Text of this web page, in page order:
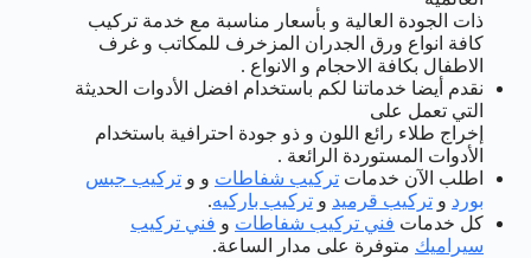
ذات الجودة العالية و بأسعار مناسبة مع خدمة تركيب
كافة انواع ورق الجدران المزخرف للمكاتب و غرف
الاطفال بكافة الاحجام و الانواع .
نقدم أيضا خدماتنا لكم باستخدام افضل الأدوات الحديثة
التي تعمل على
إخراج طلاء رائع اللون و ذو جودة احترافية باستخدام
الأدوات المستوردة الرائعة .
اطلب الآن خدمات تركيب شفاطات و و تركيب جبس
بورد و تركيب قرميد و تركيب باركيه.
كل خدمات فني تركيب شفاطات و فني تركيب
سيراميك متوفرة على مدار الساعة.